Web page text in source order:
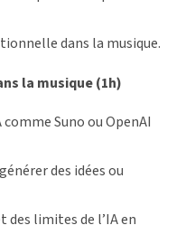
dans la musique.
la musique (1h)
Suno ou OpenAI
des idées ou
limites de l’IA en